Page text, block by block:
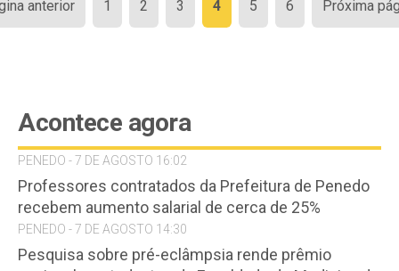
de
anterior 1 2 3 4 5 6 Próxima
Acontece agora
PENEDO - 7 DE AGOSTO 16:02
Professores contratados da Prefeitura de Penedo
recebem aumento salarial de cerca de 25%
PENEDO - 7 DE AGOSTO 14:30
Pesquisa sobre pré-eclâmpsia rende prêmio